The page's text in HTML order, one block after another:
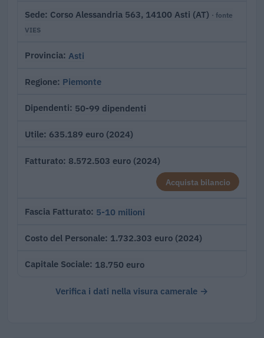
Sede Corso Alessandria 563, 14100 Asti (AT) · fonte
VIES
Provincia Asti
Regione Piemonte
Dipendenti 50-99 dipendenti
Utile 635.189 euro (2024)
Fatturato 8.572.503 euro (2024)
Acquista bilancio
Fascia Fatturato 5-10 milioni
Costo del Personale 1.732.303 euro (2024)
Capitale Sociale 18.750 euro
Verifica i dati nella visura camerale →